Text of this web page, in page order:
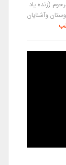
(زنده یاد
وآشنایان